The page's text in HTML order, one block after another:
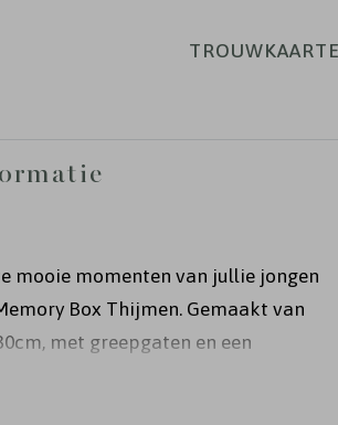
mooie momenten van jullie jongen
Box Thijmen. Gemaakt van
met greepgaten en een
met afgeronde hoeken. Nog naar